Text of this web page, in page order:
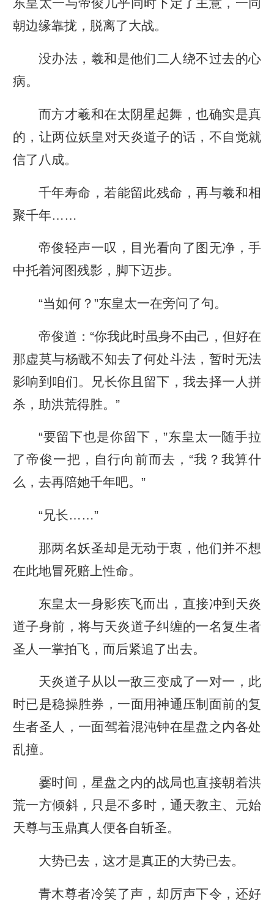
东皇太一与帝俊几乎同时下定了主意，一同
朝边缘靠拢，脱离了大战。
没办法，羲和是他们二人绕不过去的心
病。
而方才羲和在太阴星起舞，也确实是真
的，让两位妖皇对天炎道子的话，不自觉就
信了八成。
千年寿命，若能留此残命，再与羲和相
聚千年……
帝俊轻声一叹，目光看向了图无净，手
中托着河图残影，脚下迈步。
“当如何？”东皇太一在旁问了句。
帝俊道：“你我此时虽身不由己，但好在
那虚莫与杨戬不知去了何处斗法，暂时无法
影响到咱们。兄长你且留下，我去择一人拼
杀，助洪荒得胜。”
“要留下也是你留下，”东皇太一随手拉
了帝俊一把，自行向前而去，“我？我算什
么，去再陪她千年吧。”
“兄长……”
那两名妖圣却是无动于衷，他们并不想
在此地冒死赔上性命。
东皇太一身影疾飞而出，直接冲到天炎
道子身前，将与天炎道子纠缠的一名复生者
圣人一掌拍飞，而后紧追了出去。
天炎道子从以一敌三变成了一对一，此
时已是稳操胜券，一面用神通压制面前的复
生者圣人，一面驾着混沌钟在星盘之内各处
乱撞。
霎时间，星盘之内的战局也直接朝着洪
荒一方倾斜，只是不多时，通天教主、元始
天尊与玉鼎真人便各自斩圣。
大势已去，这才是真正的大势已去。
青木尊者冷笑了声，却厉声下令，还好